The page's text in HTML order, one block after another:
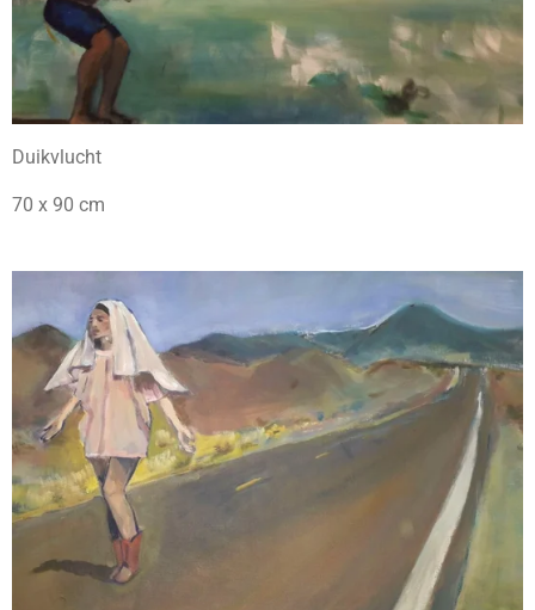
Duikvlucht
70 x 90 cm